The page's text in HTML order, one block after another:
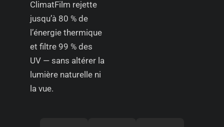
ClimatFilm rejette
jusqu’à 80 % de
l’énergie thermique
et filtre 99 % des
UV — sans altérer la
lumière naturelle ni
la vue.